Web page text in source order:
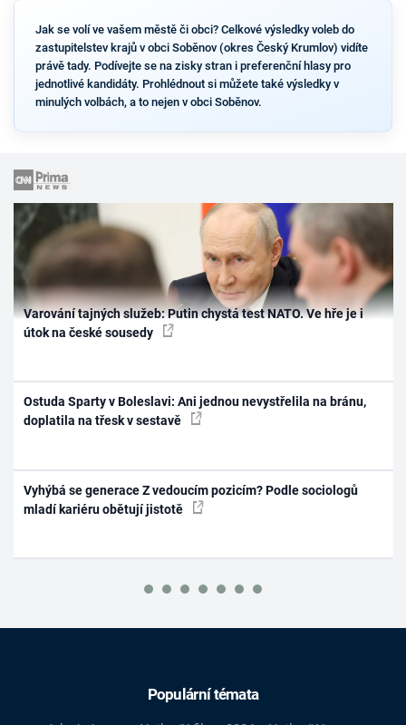
Jak se volí ve vašem městě či obci? Celkové výsledky voleb do
zastupitelstev krajů v obci Soběnov (okres Český Krumlov) vidíte
právě tady. Podívejte se na zisky stran i preferenční hlasy pro
jednotlivé kandidáty. Prohlédnout si můžete také výsledky v
minulých volbách, a to nejen v obci Soběnov.
Varování tajných služeb: Putin chystá test NATO. Ve hře je i
útok na české sousedy
Ostuda Sparty v Boleslavi: Ani jednou nevystřelila na bránu,
doplatila na třesk v sestavě
Vyhýbá se generace Z vedoucím pozicím? Podle sociologů
mladí kariéru obětují jistotě
Populární témata